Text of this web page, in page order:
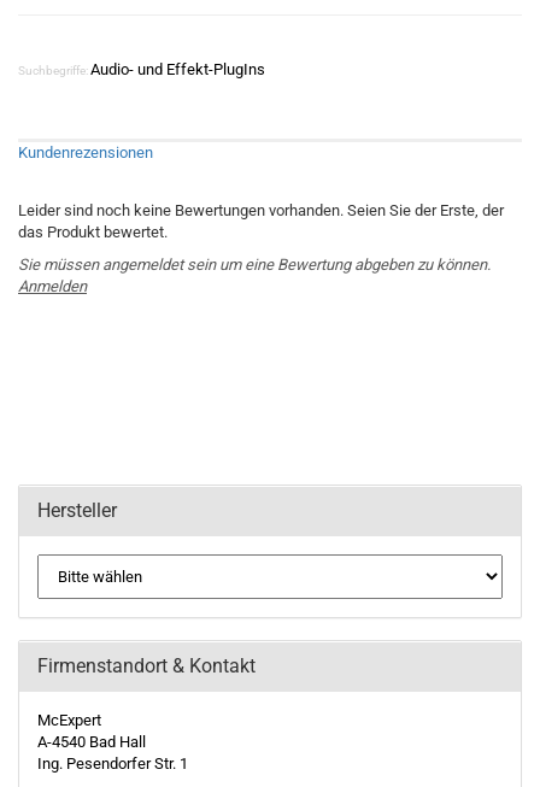
Suchbegriffe:Audio- und Effekt-PlugIns
Kundenrezensionen
Leider sind noch keine Bewertungen vorhanden. Seien Sie der Erste, der
das Produkt bewertet.
Sie müssen angemeldet sein um eine Bewertung abgeben zu können.
Anmelden
Hersteller
Firmenstandort & Kontakt
McExpert
A-4540 Bad Hall
Ing. Pesendorfer Str. 1